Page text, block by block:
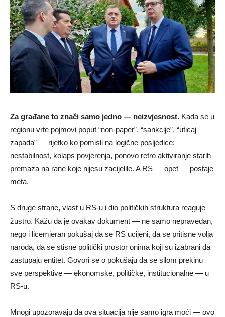
Za građane to znači samo jedno — neizvjesnost. Kada se u
regionu vrte pojmovi poput “non-paper”, “sankcije”, “uticaj
zapada” — rijetko ko pomisli na logične posljedice:
nestabilnost, kolaps povjerenja, ponovo retro aktiviranje starih
premaza na rane koje nijesu zacijelile. A RS — opet — postaje
meta.
S druge strane, vlast u RS-u i dio političkih struktura reaguje
žustro. Kažu da je ovakav dokument — ne samo nepravedan,
nego i licemjeran pokušaj da se RS ucijeni, da se pritisne volja
naroda, da se stisne politički prostor onima koji su izabrani da
zastupaju entitet. Govori se o pokušaju da se silom prekinu
sve perspektive — ekonomske, političke, institucionalne — u
RS-u.
Mnogi upozoravaju da ova situacija nije samo igra moći — ovo